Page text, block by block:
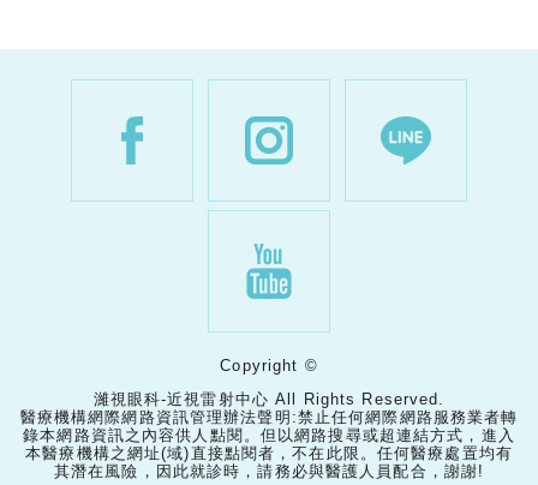
Copyright ©
濰視眼科-近視雷射中心 All Rights Reserved.
醫療機構網際網路資訊管理辦法聲明:禁止任何網際網路服務業者轉
錄本網路資訊之內容供人點閱。但以網路搜尋或超連結方式，進入
本醫療機構之網址(域)直接點閱者，不在此限。任何醫療處置均有
其潛在風險，因此就診時，請務必與醫護人員配合，謝謝!